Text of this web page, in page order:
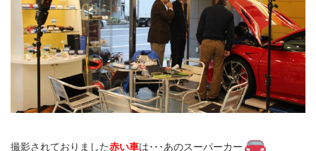
撮影されておりました赤い車は･･･あのスーパーカー